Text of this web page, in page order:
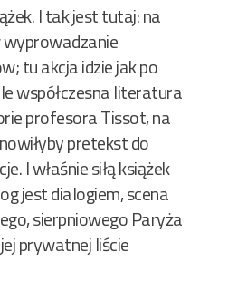
I tak jest tutaj: na
tu akcja idzie jak po
współczesna literatura
profesora Tissot, na
pretekst do
I właśnie siłą książek
jest dialogiem, scena
sierpniowego Paryża
prywatnej liście